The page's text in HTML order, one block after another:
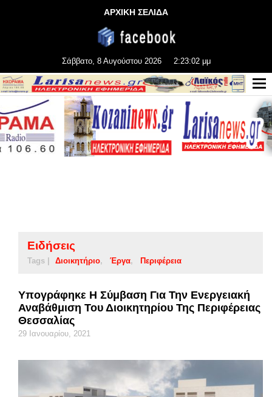
ΑΡΧΙΚΗ ΣΕΛΙΔΑ
Σάββατο, 8 Αυγούστου 2026 2:23:03 μμ
Ειδήσεις
Tags | Διοικητήριο Έργα Περιφέρεια
Υπογράφηκε Η Σύμβαση Για Την Ενεργειακή
Αναβάθμιση Του Διοικητηρίου Της Περιφέρειας
Θεσσαλίας
29 Ιανουαρίου, 2021